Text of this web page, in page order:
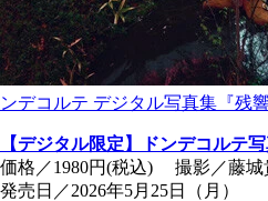
ンデコルテ デジタル写真集『残響
【デジタル限定】ドンデコルテ写
価格／1980円(税込) 撮影／藤城
発売日／2026年5月25日（月）